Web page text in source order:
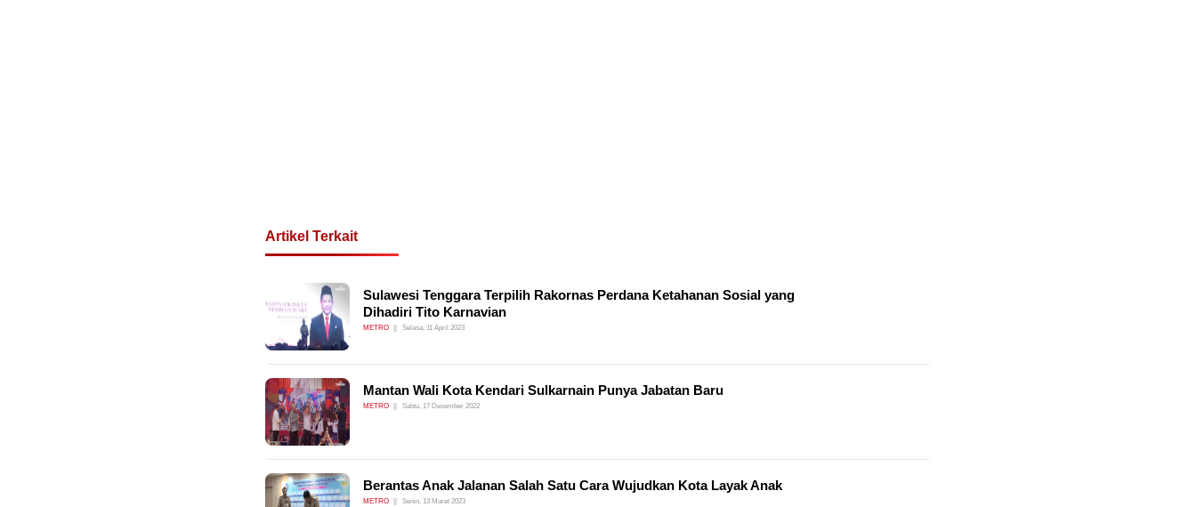
Artikel Terkait
Sulawesi Tenggara Terpilih Rakornas Perdana Ketahanan Sosial yang
Dihadiri Tito Karnavian
METRO Selasa, 11 April 2023
Mantan Wali Kota Kendari Sulkarnain Punya Jabatan Baru
METRO Sabtu, 17 Desember 2022
Berantas Anak Jalanan Salah Satu Cara Wujudkan Kota Layak Anak
METRO Senin, 13 Maret 2023